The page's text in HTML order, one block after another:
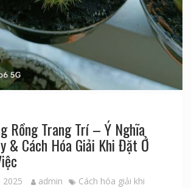
Rồng Trang Trí – Ý Nghĩa
& Cách Hóa Giải Khi Đặt Ở
2025 admin
Cách hóa giải khi